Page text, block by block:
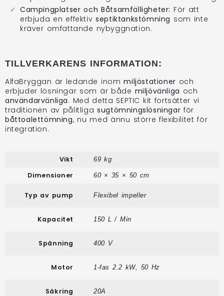
Campingplatser och Båtsamfälligheter: För att
erbjuda en effektivseptiktankstömning som inte
kräver omfattande nybyggnation.
TILLVERKARENS INFORMATION:
AlfaBryggan är ledande inommiljöstationer och
erbjuder lösningar som är både miljövänliga och
användarvänliga. Med detta SEPTIC kit fortsätter vi
traditionen av pålitligasugtömningslösningar för
båttoalettömning, nu med ännu större flexibilitet för
integration.
Vikt 69 kg
Dimensioner 60 × 35 × 50 cm
Typ av pump Flexibel impeller
Kapacitet 150 L / Min
Spänning 400 V
Motor 1-fas 2.2 kW, 50 Hz
Säkring 20A